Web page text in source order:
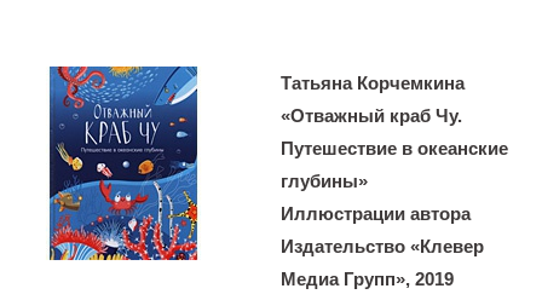
Татьяна Корчемкина
«Отважный краб Чу.
Путешествие в океанские
глубины»
Иллюстрации автора
Издательство «Клевер
Медиа Групп», 2019